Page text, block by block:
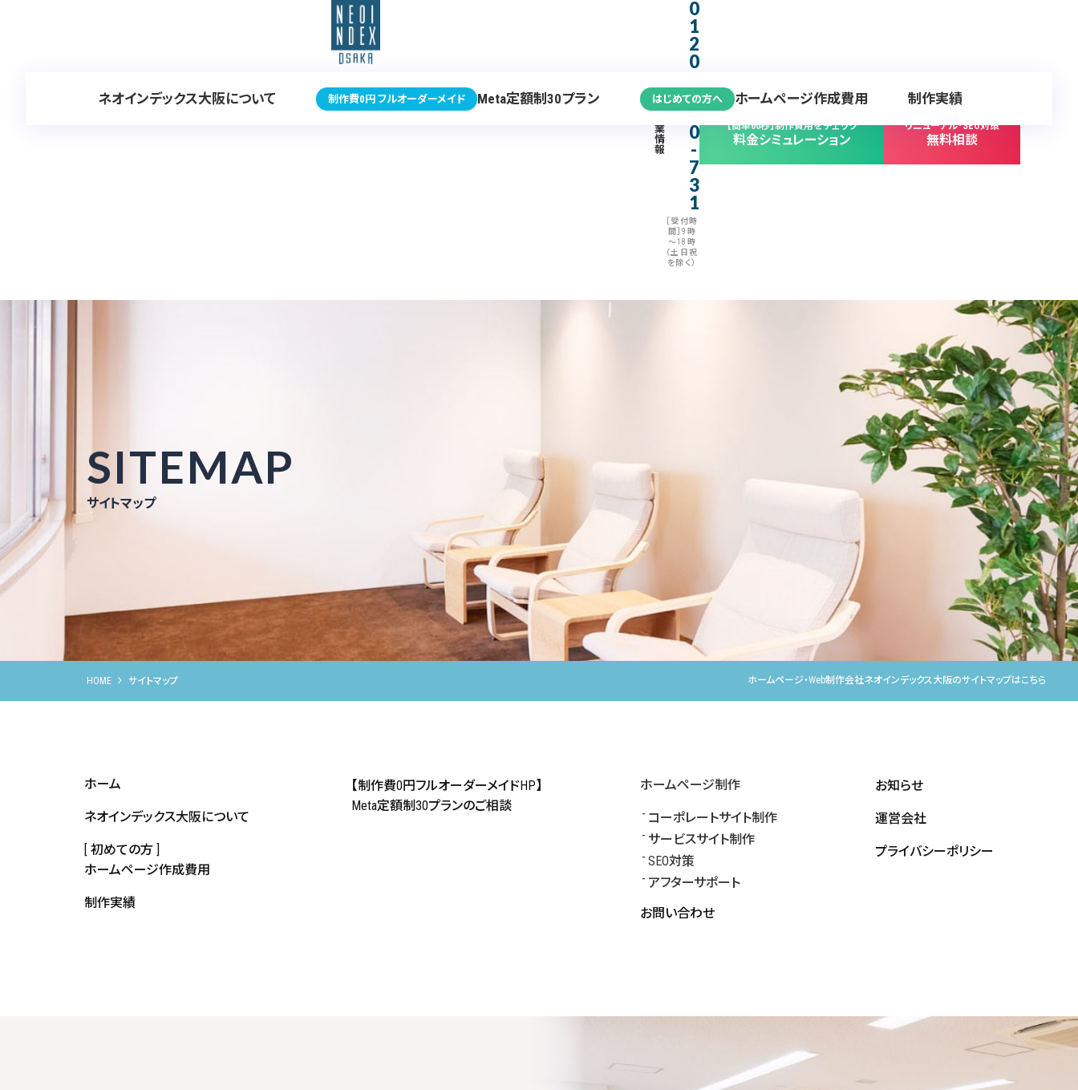
業
情
報
0
1
2
0
3
7
0
-
7
3
1
［受付時
間］9時
～18時
（土日祝
を除く）
【簡単60秒】制作費用をチェック
料金シミュレーション
リニューアル･SEO対策
無料相談
ネオインデックス大阪について 制作費0円 フルオーダーメイド Meta定額制30プラン はじめての方へ ホームページ作成費用 制作実績
ホームページ・Web制作会社ネオインデックス大阪のサイトマップはこちら
SITEMAP
サイトマップ
HOME サイトマップ
ホーム
ネオインデックス大阪について
[ 初めての方 ]
ホームページ作成費用
制作実績
【制作費0円フルオーダーメイドHP】
Meta定額制30プランのご相談
ホームページ制作
コーポレートサイト制作
サービスサイト制作
SEO対策
アフターサポート
お問い合わせ
お知らせ
運営会社
プライバシーポリシー